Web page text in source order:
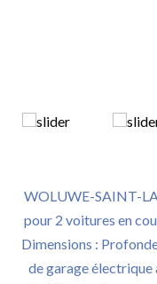
WOLUWE-SAINT-
pour 2 voitures en
Dimensions :
de garage électrique